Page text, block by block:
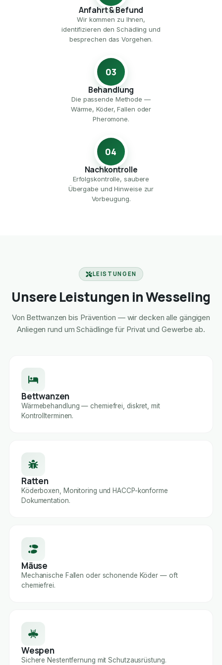
Anfahrt & Befund
Wir kommen zu Ihnen,
identifizieren den Schädling und
besprechen das Vorgehen.
03
Behandlung
Die passende Methode —
Wärme, Köder, Fallen oder
Pheromone.
04
Nachkontrolle
Erfolgskontrolle, saubere
Übergabe und Hinweise zur
Vorbeugung.
LEISTUNGEN
Unsere Leistungen in Wesseling
Von Bettwanzen bis Prävention — wir decken alle gängigen
Anliegen rund um Schädlinge für Privat und Gewerbe ab.
Bettwanzen
Wärmebehandlung — chemiefrei, diskret, mit
Kontrollterminen.
Ratten
Köderboxen, Monitoring und HACCP-konforme
Dokumentation.
Mäuse
Mechanische Fallen oder schonende Köder — oft
chemiefrei.
Wespen
Sichere Nestentfernung mit Schutzausrüstung.